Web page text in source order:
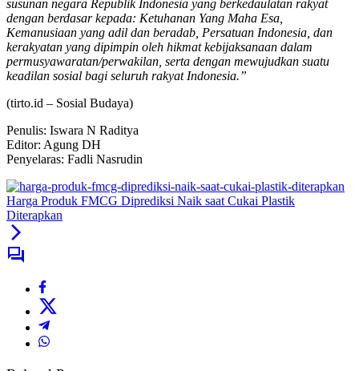
susunan negara Republik Indonesia yang berkedaulatan rakyat
dengan berdasar kepada: Ketuhanan Yang Maha Esa,
Kemanusiaan yang adil dan beradab, Persatuan Indonesia, dan
kerakyatan yang dipimpin oleh hikmat kebijaksanaan dalam
permusyawaratan/perwakilan, serta dengan mewujudkan suatu
keadilan sosial bagi seluruh rakyat Indonesia.”
(tirto.id – Sosial Budaya)
Penulis: Iswara N Raditya
Editor: Agung DH
Penyelaras: Fadli Nasrudin
Harga Produk FMCG Diprediksi Naik saat Cukai Plastik
Diterapkan